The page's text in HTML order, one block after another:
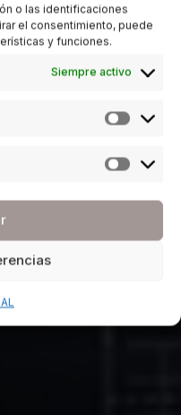
o las identificaciones
el consentimiento, puede
y funciones.
Siempre activo